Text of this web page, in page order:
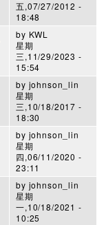
五,07/27/2012 -
18:48
by KWL
星期
三,11/29/2023 -
15:54
by johnson_lin
星期
三,10/18/2017 -
18:30
by johnson_lin
星期
四,06/11/2020 -
23:11
by johnson_lin
星期
一,10/18/2021 -
10:25